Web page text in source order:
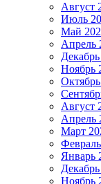
Август
Июль
Май
Апрель
Ноябрь
Август
Апрель
Март
Январь
Ноябрь